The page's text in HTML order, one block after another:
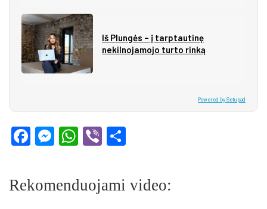
Iš Plungės – į tarptautinę
nekilnojamojo turto rinką
Powered by Setupad
Facebook
Messenger
WhatsApp
Viber
Rekomenduojami video: